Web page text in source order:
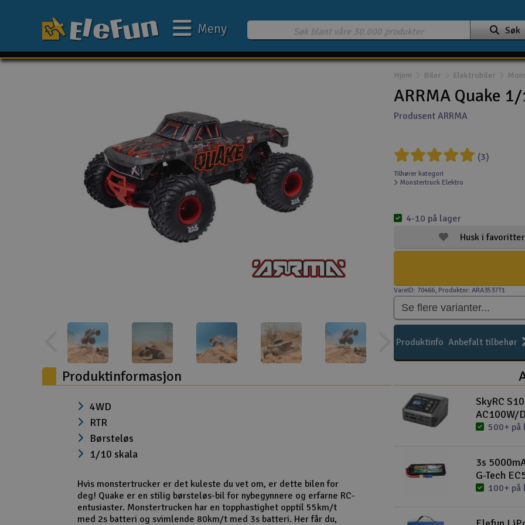
Gavekort
3D-print
Batteri & ladere
Helikopter
Kamerautstyr
Modelljernbane
Motor & tilbehør
Radioutstyr
Raketter
Søk
Meny
Hjem Biler Elektrobiler
ARRMA Quake
Produsent ARRMA
(3)
Tilhører kategori
Monstertruck Elektro
Husk i favoritter
4-10 på lager
VareID: 70466, Produktnr: ARA3537T1
Produktinfo Anbefalt tilbehør
Produktinformasjon
4WD
RTR
Børsteløs
1/10 skala
Hvis monstertrucker er det kuleste du vet om, er dette bilen for
deg! Quake er en stilig børsteløs-bil for nybegynnere og erfarne RC-
entusiaster. Monstertrucken har en topphastighet opptil 55km/t
med 2s batteri og svimlende 80km/t med 3s batteri. Her får du,
SkyRC
AC100W/
500+ på
3s
G-Tech
100+ på